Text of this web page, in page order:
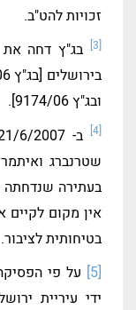
זכויות להט"ב.
[3]
בג"ץ דחה את
ובג"ץ 9174/06].
[4]
שטרנברג
בעתירה שנדחתה
אין מקום
בטיחותית לציבור.
[5]
על פי
ידי עיריית